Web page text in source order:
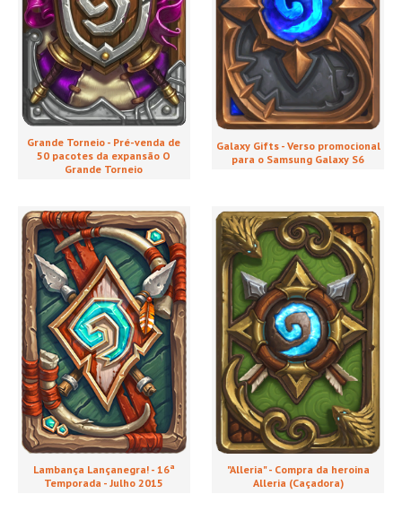
Grande Torneio - Pré-venda de
50 pacotes da expansão O
Grande Torneio
Galaxy Gifts - Verso promocional
para o Samsung Galaxy S6
Lambança Lançanegra! - 16ª
Temporada - Julho 2015
"Alleria" - Compra da heroina
Alleria (Caçadora)